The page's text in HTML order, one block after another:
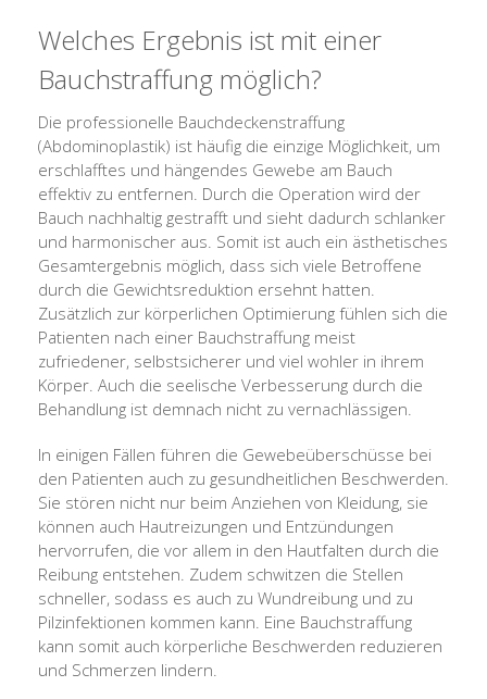
Welches Ergebnis ist mit einer
Bauchstraffung möglich?
Die professionelle Bauchdeckenstraffung
(Abdominoplastik) ist häufig die einzige Möglichkeit, um
erschlafftes und hängendes Gewebe am Bauch
effektiv zu entfernen. Durch die Operation wird der
Bauch nachhaltig gestrafft und sieht dadurch schlanker
und harmonischer aus. Somit ist auch ein ästhetisches
Gesamtergebnis möglich, dass sich viele Betroffene
durch die Gewichtsreduktion ersehnt hatten.
Zusätzlich zur körperlichen Optimierung fühlen sich die
Patienten nach einer Bauchstraffung meist
zufriedener, selbstsicherer und viel wohler in ihrem
Körper. Auch die seelische Verbesserung durch die
Behandlung ist demnach nicht zu vernachlässigen.
In einigen Fällen führen die Gewebeüberschüsse bei
den Patienten auch zu gesundheitlichen Beschwerden.
Sie stören nicht nur beim Anziehen von Kleidung, sie
können auch Hautreizungen und Entzündungen
hervorrufen, die vor allem in den Hautfalten durch die
Reibung entstehen. Zudem schwitzen die Stellen
schneller, sodass es auch zu Wundreibung und zu
Pilzinfektionen kommen kann. Eine Bauchstraffung
kann somit auch körperliche Beschwerden reduzieren
und Schmerzen lindern.